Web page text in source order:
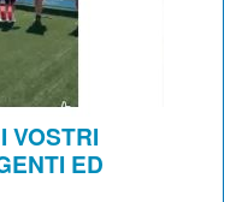
VOSTRI
ED